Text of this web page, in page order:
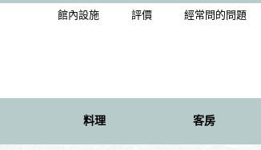
館內設施 評價 經常問的問題
料理 客房